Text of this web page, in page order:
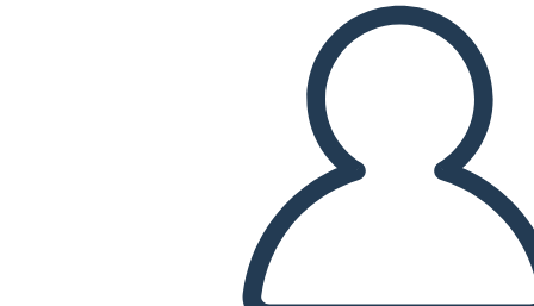
PREHRAŤ PREZENTÁCIU
ČÍTAJ MI